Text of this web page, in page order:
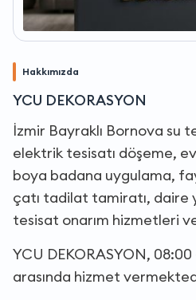
Hakkımızda
YCU DEKORASYON
İzmir Bayraklı Bornova su
elektrik tesisatı döşeme,
boya badana uygulama,
çatı tadilat tamiratı, daire
tesisat onarım hizmetleri
YCU DEKORASYON,
arasında hizmet